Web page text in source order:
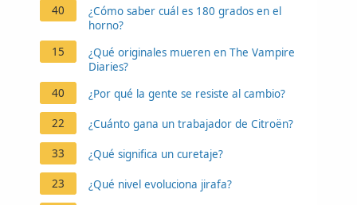
40
¿Cómo saber cuál es 180 grados en el
horno?
15
¿Qué originales mueren en The Vampire
Diaries?
40
¿Por qué la gente se resiste al cambio?
22 ¿Cuánto gana un trabajador de Citroën?
33 ¿Qué significa un curetaje?
23 ¿Qué nivel evoluciona jirafa?